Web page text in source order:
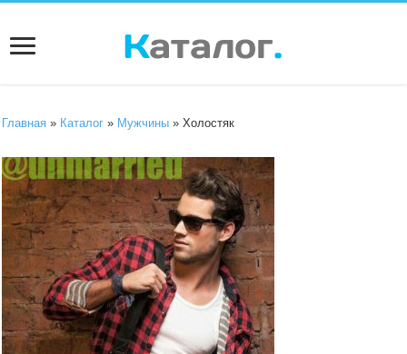
Главная » Каталог » Мужчины » Холостяк